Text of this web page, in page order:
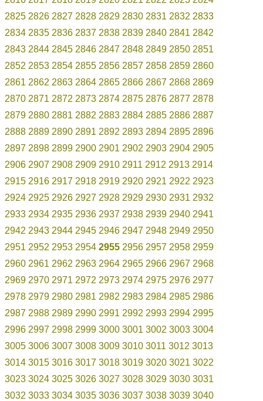
2825 2826 2827 2828 2829 2830 2831 2832 2833
2834 2835 2836 2837 2838 2839 2840 2841 2842
2843 2844 2845 2846 2847 2848 2849 2850 2851
2852 2853 2854 2855 2856 2857 2858 2859 2860
2861 2862 2863 2864 2865 2866 2867 2868 2869
2870 2871 2872 2873 2874 2875 2876 2877 2878
2879 2880 2881 2882 2883 2884 2885 2886 2887
2888 2889 2890 2891 2892 2893 2894 2895 2896
2897 2898 2899 2900 2901 2902 2903 2904 2905
2906 2907 2908 2909 2910 2911 2912 2913 2914
2915 2916 2917 2918 2919 2920 2921 2922 2923
2924 2925 2926 2927 2928 2929 2930 2931 2932
2933 2934 2935 2936 2937 2938 2939 2940 2941
2942 2943 2944 2945 2946 2947 2948 2949 2950
2951 2952 2953 2954 2955 2956 2957 2958 2959
2960 2961 2962 2963 2964 2965 2966 2967 2968
2969 2970 2971 2972 2973 2974 2975 2976 2977
2978 2979 2980 2981 2982 2983 2984 2985 2986
2987 2988 2989 2990 2991 2992 2993 2994 2995
2996 2997 2998 2999 3000 3001 3002 3003 3004
3005 3006 3007 3008 3009 3010 3011 3012 3013
3014 3015 3016 3017 3018 3019 3020 3021 3022
3023 3024 3025 3026 3027 3028 3029 3030 3031
3032 3033 3034 3035 3036 3037 3038 3039 3040